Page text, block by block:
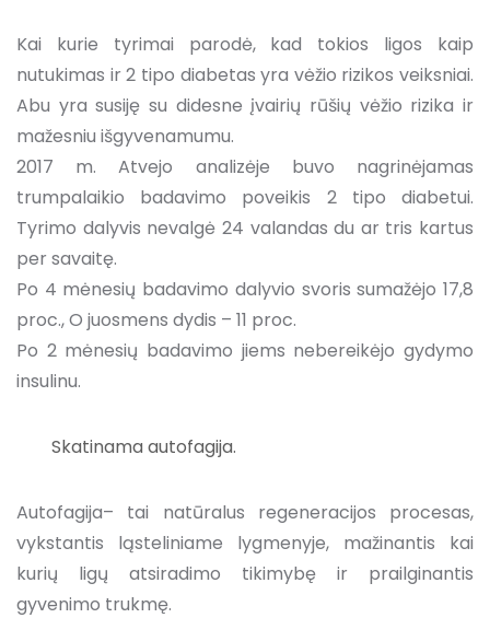
Kai kurie tyrimai parodė, kad tokios ligos kaip
nutukimas ir 2 tipo diabetas yra vėžio rizikos veiksniai.
Abu yra susiję su didesne įvairių rūšių vėžio rizika ir
mažesniu išgyvenamumu.
2017 m. Atvejo analizėje buvo nagrinėjamas
trumpalaikio badavimo poveikis 2 tipo diabetui.
Tyrimo dalyvis nevalgė 24 valandas du ar tris kartus
per savaitę.
Po 4 mėnesių badavimo dalyvio svoris sumažėjo 17,8
proc., O juosmens dydis – 11 proc.
Po 2 mėnesių badavimo jiems nebereikėjo gydymo
insulinu.
Skatinama autofagija.
Autofagija– tai natūralus regeneracijos procesas,
vykstantis ląsteliniame lygmenyje, mažinantis kai
kurių ligų atsiradimo tikimybę ir prailginantis
gyvenimo trukmę.